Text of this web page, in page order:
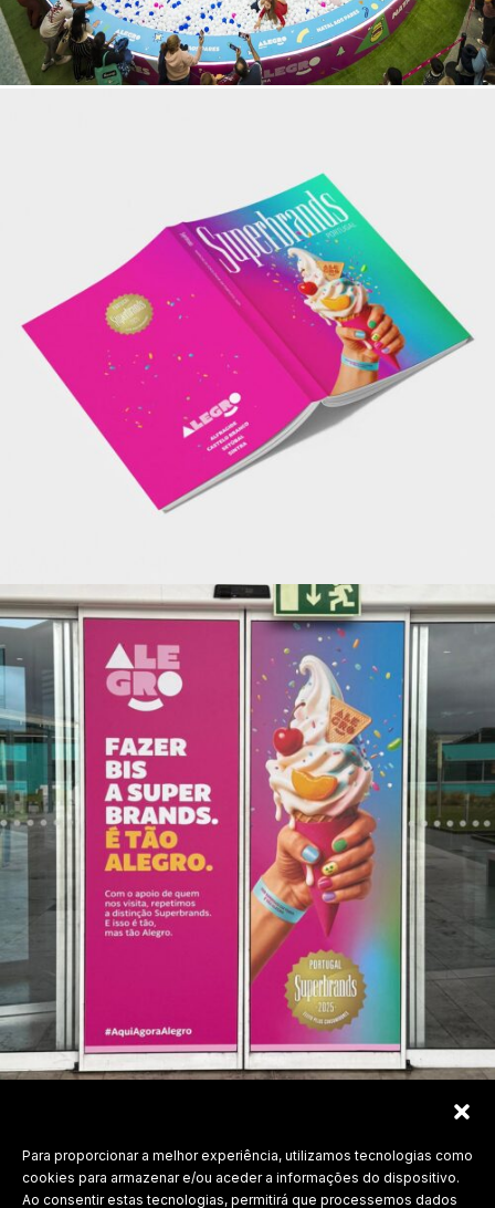
Para proporcionar a melhor experiência, utilizamos tecnologias como
cookies para armazenar e/ou aceder a informações do dispositivo.
Ao consentir estas tecnologias, permitirá que processemos dados
Labdesign, Lda.